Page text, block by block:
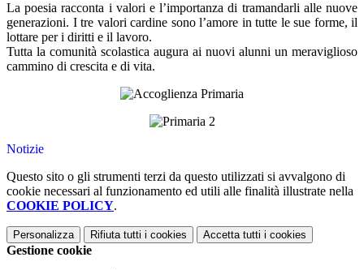
La poesia racconta i valori e l’importanza di tramandarli alle nuove
generazioni. I tre valori cardine sono l’amore in tutte le sue forme, il
lottare per i diritti e il lavoro.
Tutta la comunità scolastica augura ai nuovi alunni un meraviglioso
cammino di crescita e di vita.
Notizie
Questo sito o gli strumenti terzi da questo utilizzati si avvalgono di
cookie necessari al funzionamento ed utili alle finalità illustrate nella
COOKIE POLICY.
Personalizza Rifiuta tutti i cookies Accetta tutti i cookies
Gestione cookie